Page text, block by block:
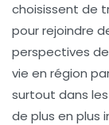
choisissent de
pour rejoindre
perspectives
vie en région
surtout dans
de plus en plus